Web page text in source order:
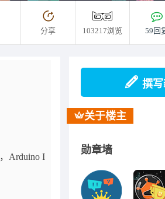
分享 103217浏览 59回
，Arduino I
撰
关于楼主
勋章墙